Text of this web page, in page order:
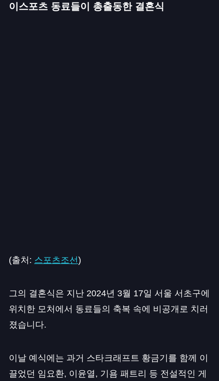
이스포츠 동료들이 총출동한 결혼식
(출처: 스포츠조선)
그의 결혼식은 지난 2024년 3월 17일 서울 서초구에
위치한 모처에서 동료들의 축복 속에 비공개로 치러
졌습니다.
이날 예식에는 과거 스타크래프트 황금기를 함께 이
끌었던 임요환, 이윤열, 기욤 패트리 등 전설적인 게